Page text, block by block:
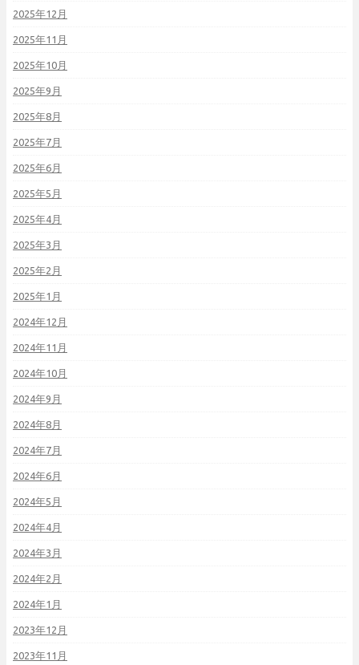
2025年12月
2025年11月
2025年10月
2025年9月
2025年8月
2025年7月
2025年6月
2025年5月
2025年4月
2025年3月
2025年2月
2025年1月
2024年12月
2024年11月
2024年10月
2024年9月
2024年8月
2024年7月
2024年6月
2024年5月
2024年4月
2024年3月
2024年2月
2024年1月
2023年12月
2023年11月